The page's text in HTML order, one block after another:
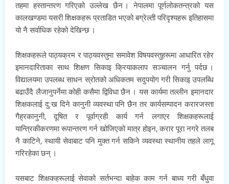
तहमा हस्तान्तरण गरिएको उल्लेख छैन । नेपालमा पूर्णलोकतन्त्रको यस
कालखण्डमा यसरी शिक्षकहरू प्रताडित भएको बग्रेल्ती परिदृश्यहरू इतिहासमा
यो नै सर्वाधिक रहेको देखिन्छ ।
शिक्षकहरूले पाठ्यक्रम र पाठ्यवस्तुमा समावेश विषयवस्तुहरूमा आधारित रहेर
इमानदारिताका साथ शिक्षण सिकाइ क्रियाकलाप सञ्चालन गर्नु पर्दछ ।
विद्यालयमा उपलब्ध साधन स्रोतको अधिकतम सदुपयोग गरी सिकाइ उपलब्धि
बढाउँदै लैजानुपर्नेमा कोही कसैमा द्विविधा छैन । यस कार्यमा तल्लीन इमानदार
शिक्षकलाई दु:ख दिने कानुनी व्यवस्था पनि छैन तर कार्यसम्पादन करारजस्ता
गैह्रकानुनी, दूषित र पूर्वाग्रही कार्य गर्न लगाएर शिक्षकहरूलाई
यान्त्रिकीकरणमा रूपान्तरण गर्न खोजिएको मात्र होइन, करार पूरा नगरे तलब
नै काटिने, स्थायी सेवाबाट पनि मुक्त गर्न सकिने व्यवस्था स्थानीय तहले लागू
गरिरहेका छन् ।
यसबाट शिक्षकहरूलाई सेवाको सर्तभन्दा बाहेक काम गर्न बाध्य गरी बँधुवा